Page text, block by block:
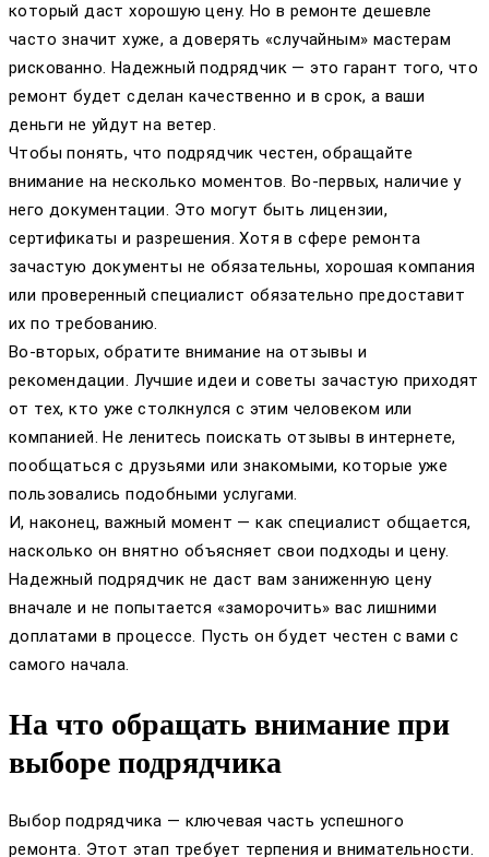
который даст хорошую цену. Но в ремонте дешевле
часто значит хуже, а доверять «случайным» мастерам
рискованно. Надежный подрядчик — это гарант того, что
ремонт будет сделан качественно и в срок, а ваши
деньги не уйдут на ветер.
Чтобы понять, что подрядчик честен, обращайте
внимание на несколько моментов. Во-первых, наличие у
него документации. Это могут быть лицензии,
сертификаты и разрешения. Хотя в сфере ремонта
зачастую документы не обязательны, хорошая компания
или проверенный специалист обязательно предоставит
их по требованию.
Во-вторых, обратите внимание на отзывы и
рекомендации. Лучшие идеи и советы зачастую приходят
от тех, кто уже столкнулся с этим человеком или
компанией. Не ленитесь поискать отзывы в интернете,
пообщаться с друзьями или знакомыми, которые уже
пользовались подобными услугами.
И, наконец, важный момент — как специалист общается,
насколько он внятно объясняет свои подходы и цену.
Надежный подрядчик не даст вам заниженную цену
вначале и не попытается «заморочить» вас лишними
доплатами в процессе. Пусть он будет честен с вами с
самого начала.
На что обращать внимание при
выборе подрядчика
Выбор подрядчика — ключевая часть успешного
ремонта. Этот этап требует терпения и внимательности.